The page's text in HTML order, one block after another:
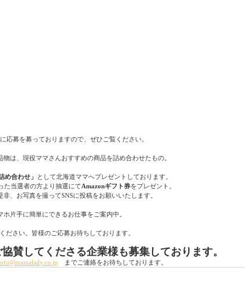
応募を募っておりますので、ぜひご覧ください。
は、現役ママさんおすすめの商品を詰め合わせたもの。
め合わせ」
として北海道ママへプレゼントしております。
た当選者の方より抽選にてAmazonギフト券をプレゼント。
、お写真を撮ってSNSに投稿をお願いいたします。
片手に簡単にできるお仕事をご案内中。
ださい。皆様のご応募お待ちしております。
賛してくださる企業様も募集しております。
までご連絡をお待ちしております。